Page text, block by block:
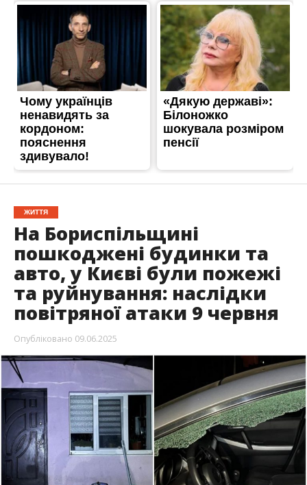
ЖИТТЯ
На Бориспільщині
пошкоджені будинки та
авто, у Києві були пожежі
та руйнування: наслідки
повітряної атаки 9 червня
Опубліковано 09.06.2025